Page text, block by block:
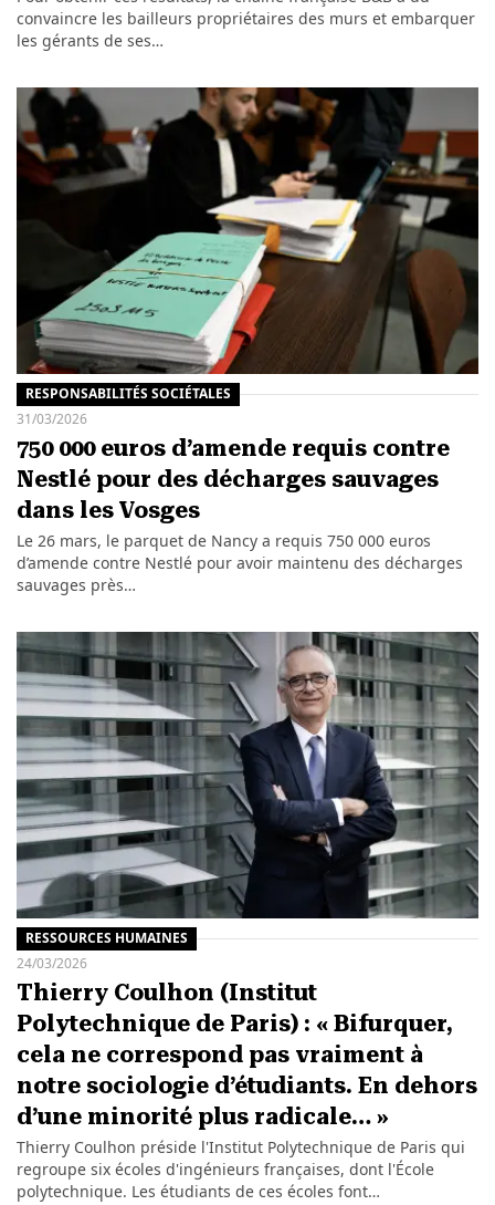
convaincre les bailleurs propriétaires des murs et embarquer
les gérants de ses…
RESPONSABILITÉS SOCIÉTALES
31/03/2026
750 000 euros d’amende requis contre
Nestlé pour des décharges sauvages
dans les Vosges
Le 26 mars, le parquet de Nancy a requis 750 000 euros
d’amende contre Nestlé pour avoir maintenu des décharges
sauvages près…
RESSOURCES HUMAINES
24/03/2026
Thierry Coulhon (Institut
Polytechnique de Paris) : « Bifurquer,
cela ne correspond pas vraiment à
notre sociologie d’étudiants. En dehors
d’une minorité plus radicale… »
Thierry Coulhon préside l'Institut Polytechnique de Paris qui
regroupe six écoles d'ingénieurs françaises, dont l'École
polytechnique. Les étudiants de ces écoles font…